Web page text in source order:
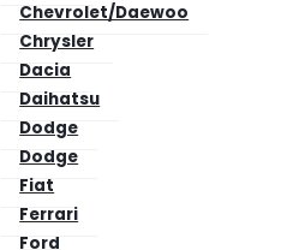
Chevrolet/Daewoo
Chrysler
Dacia
Daihatsu
Dodge
Dodge
Fiat
Ferrari
Ford